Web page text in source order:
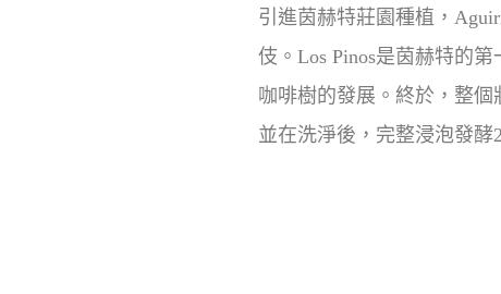
引進茵赫特莊園種植，
伎。Los Pinos是茵赫特的
咖啡樹的發展。終於，整
並在洗淨後，完整浸泡發酵